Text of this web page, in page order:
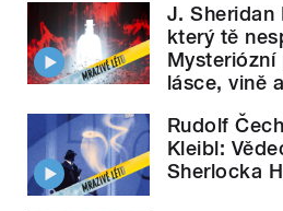
J. Sheridan
který tě
Mysteriózní
lásce, vině
Rudolf
Kleibl:
Sherlocka